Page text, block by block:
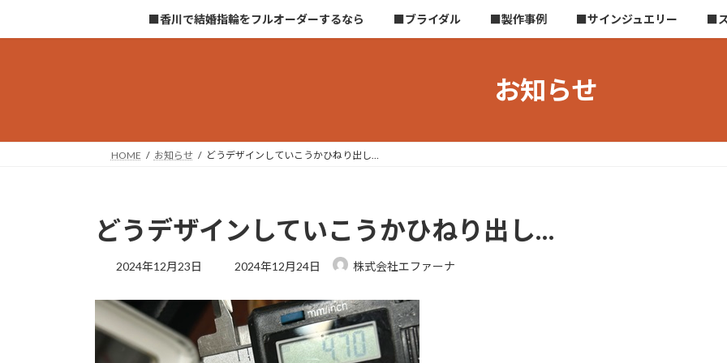
キ
に
■香川で結婚指輪をフルオーダーするなら ■ブライダル ■製作事例 ■サインジュエリー ■
お知らせ
HOME お知らせ どうデザインしていこうかひねり出し…
どうデザインしていこうかひねり出し…
2024年12月23日
最
日
時
:
2024年12月24日 株式会社エファーナ